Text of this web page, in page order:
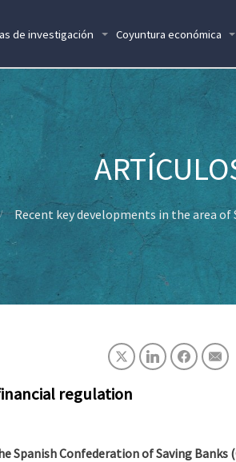
de investigación Coyuntura económica
Recent key developments in the area
regulation
Confederation of Saving Banks